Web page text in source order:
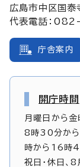
広島市中区国
代表電話：
庁舎案内
開庁時間
月曜日から金
8時30分から
時から16時
祝日・休日